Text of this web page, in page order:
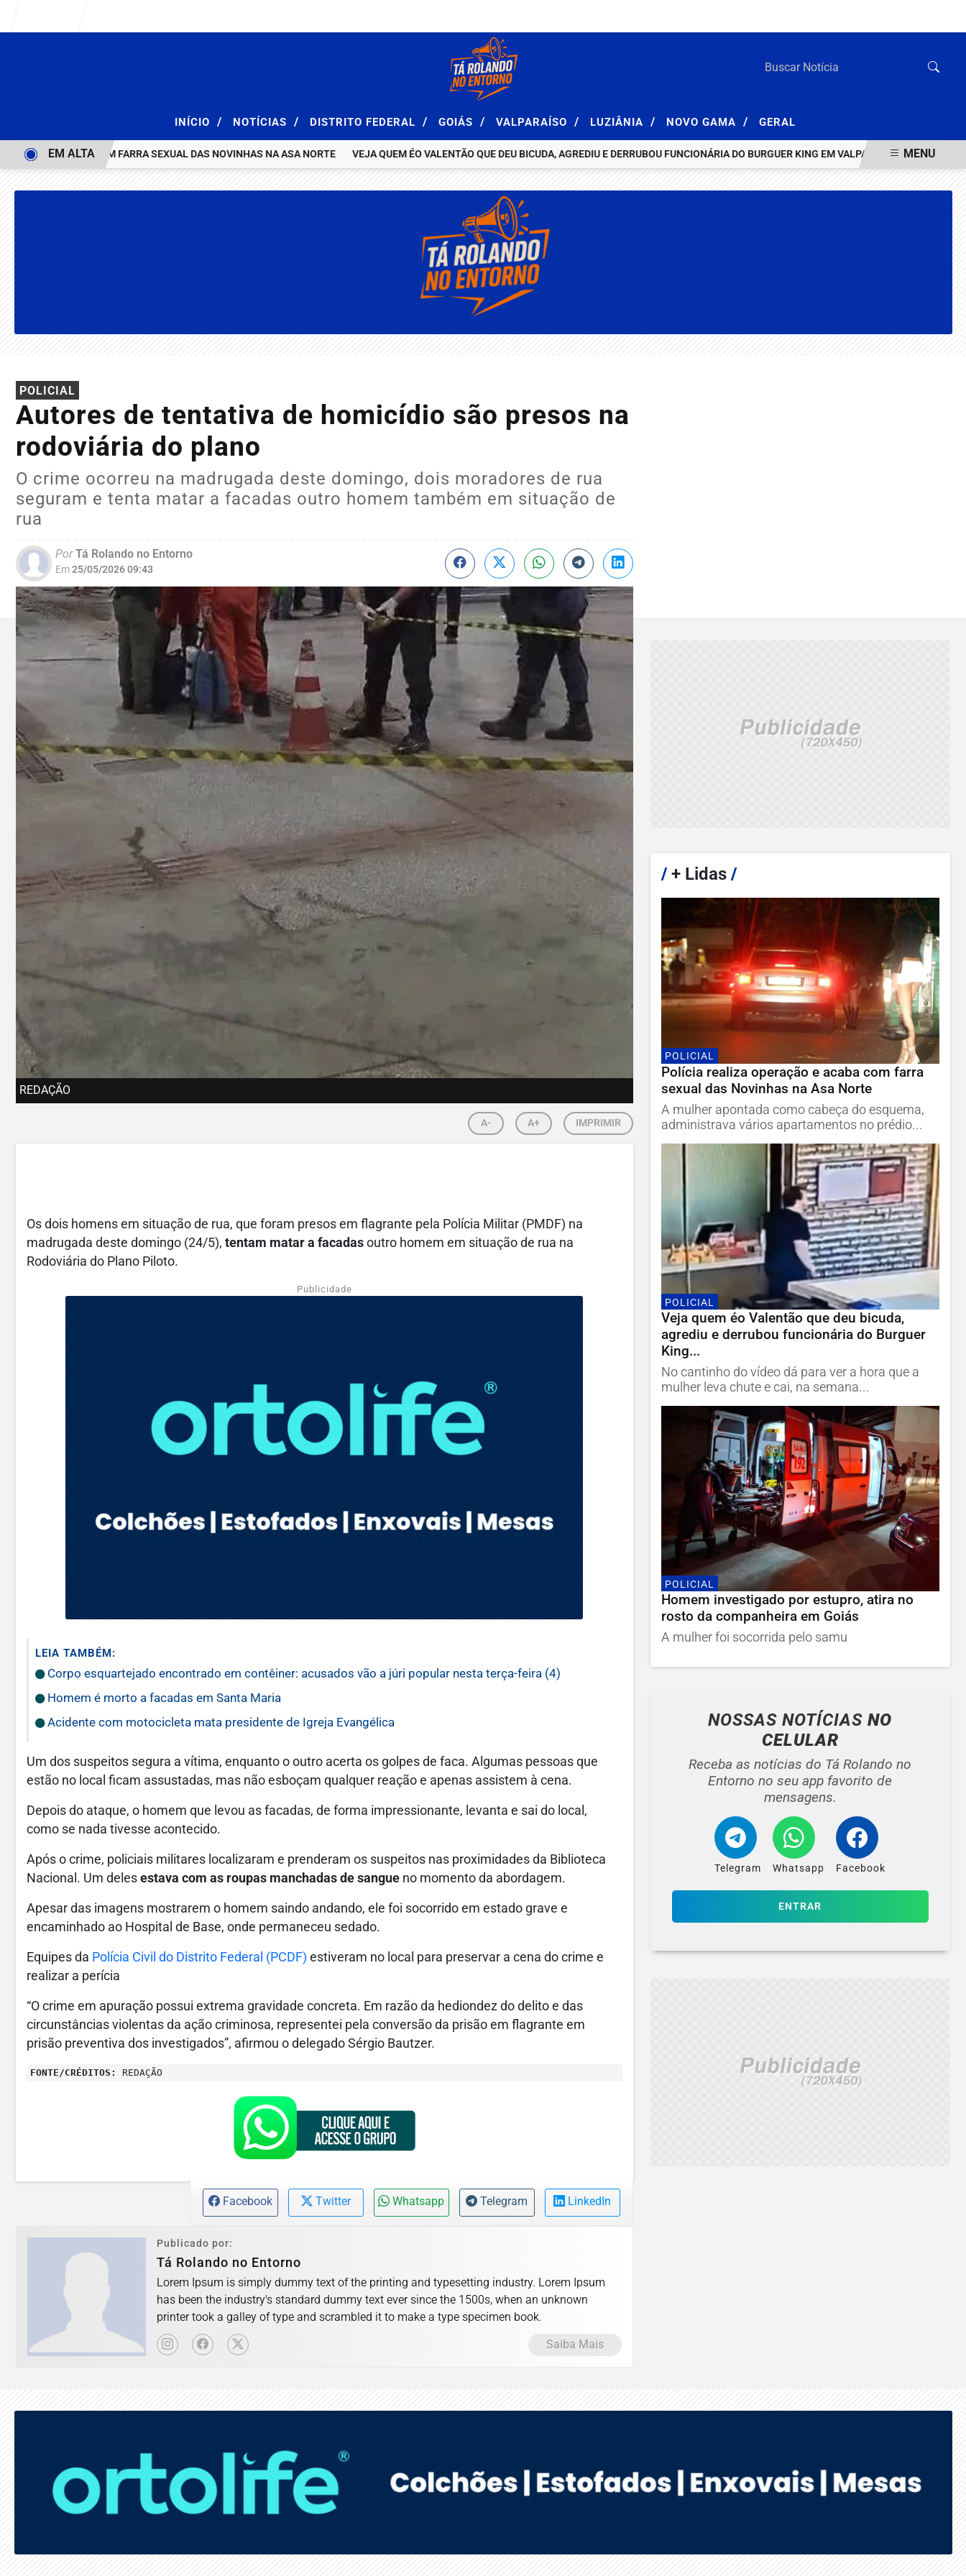
INÍCIO / NOTÍCIAS / DISTRITO FEDERAL / GOIÁS / VALPARAÍSO / LUZIÂNIA / NOVO GAMA / GERAL
E ACABA COM FARRA SEXUAL DAS NOVINHAS NA ASA NORTE VEJA QUEM ÉO VALENTÃO QUE DEU BICUDA, AGREDIU E DERRUBOU FUNCIONÁRIA DO BURGUER KING EM VALPARAÍSO HOMEM
EM ALTA MENU
POLICIAL
Autores de tentativa de homicídio são presos na
rodoviária do plano
O crime ocorreu na madrugada deste domingo, dois moradores de rua
seguram e tenta matar a facadas outro homem também em situação de
rua
PorTá Rolando no Entorno
Em25/05/2026 09:43
REDAÇÃO
A- A+ IMPRIMIR
Os dois homens em situação de rua, que foram presos em flagrante pela Polícia Militar (PMDF) na
madrugada deste domingo (24/5), tentam matar a facadas outro homem em situação de rua na
Rodoviária do Plano Piloto.
Publicidade
LEIA TAMBÉM:
Corpo esquartejado encontrado em contêiner: acusados vão a júri popular nesta terça-feira (4)
Homem é morto a facadas em Santa Maria
Acidente com motocicleta mata presidente de Igreja Evangélica
Um dos suspeitos segura a vítima, enquanto o outro acerta os golpes de faca. Algumas pessoas que
estão no local ficam assustadas, mas não esboçam qualquer reação e apenas assistem à cena.
Depois do ataque, o homem que levou as facadas, de forma impressionante, levanta e sai do local,
como se nada tivesse acontecido.
Após o crime, policiais militares localizaram e prenderam os suspeitos nas proximidades da Biblioteca
Nacional. Um deles estava com as roupas manchadas de sangue no momento da abordagem.
Apesar das imagens mostrarem o homem saindo andando, ele foi socorrido em estado grave e
encaminhado ao Hospital de Base, onde permaneceu sedado.
Equipes da Polícia Civil do Distrito Federal (PCDF) estiveram no local para preservar a cena do crime e
realizar a perícia
“O crime em apuração possui extrema gravidade concreta. Em razão da hediondez do delito e das
circunstâncias violentas da ação criminosa, representei pela conversão da prisão em flagrante em
prisão preventiva dos investigados”, afirmou o delegado Sérgio Bautzer.
FONTE/CRÉDITOS: REDAÇÃO
Facebook Twitter Whatsapp Telegram LinkedIn
Publicado por:
Tá Rolando no Entorno
Lorem Ipsum is simply dummy text of the printing and typesetting industry. Lorem Ipsum
has been the industry's standard dummy text ever since the 1500s, when an unknown
printer took a galley of type and scrambled it to make a type specimen book.
Saiba Mais
/+ Lidas /
POLICIAL
Polícia realiza operação e acaba com farra
sexual das Novinhas na Asa Norte
A mulher apontada como cabeça do esquema,
administrava vários apartamentos no prédio...
POLICIAL
Veja quem éo Valentão que deu bicuda,
agrediu e derrubou funcionária do Burguer
King...
No cantinho do vídeo dá para ver a hora que a
mulher leva chute e cai, na semana...
POLICIAL
Homem investigado por estupro, atira no
rosto da companheira em Goiás
A mulher foi socorrida pelo samu
NOSSAS NOTÍCIASNO
CELULAR
Receba as notícias do Tá Rolando no
Entorno no seu app favorito de
mensagens.
Telegram Whatsapp Facebook
ENTRAR